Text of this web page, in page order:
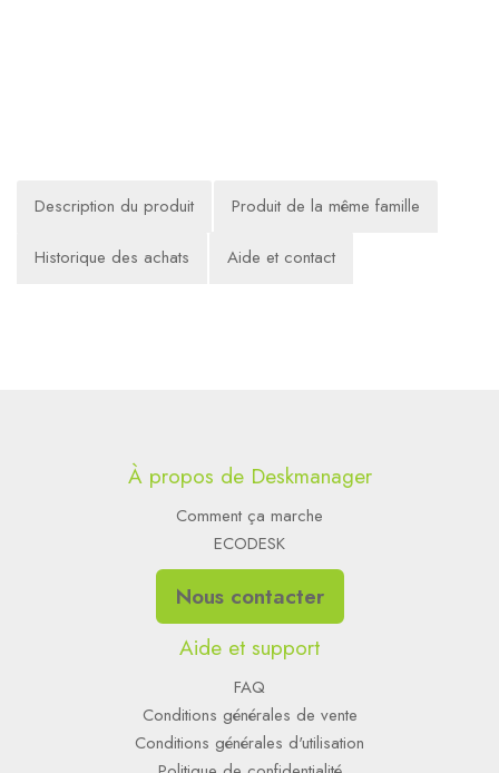
Description du produit Produit de la même famille
Historique des achats Aide et contact
À propos de Deskmanager
Comment ça marche
ECODESK
Nous contacter
Aide et support
FAQ
Conditions générales de vente
Conditions générales d'utilisation